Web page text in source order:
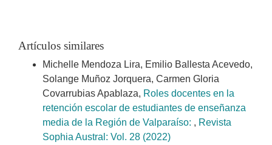
Artículos similares
Michelle Mendoza Lira, Emilio Ballesta Acevedo,
Solange Muñoz Jorquera, Carmen Gloria
Covarrubias Apablaza, Roles docentes en la
retención escolar de estudiantes de enseñanza
media de la Región de Valparaíso: , Revista
Sophia Austral: Vol. 28 (2022)